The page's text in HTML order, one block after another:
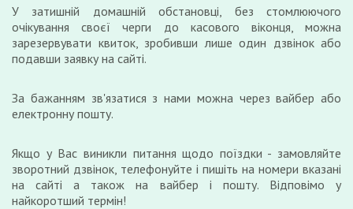
У затишній домашній обстановці, без стомлюючого
очікування своєї черги до касового віконця, можна
зарезервувати квиток, зробивши лише один дзвінок або
подавши заявку на сайті.
За бажанням зв'язатися з нами можна через вайбер або
електронну пошту.
Якщо у Вас виникли питання щодо поїздки - замовляйте
зворотний дзвінок, телефонуйте і пишіть на номери вказані
на сайті а також на вайбер і пошту. Відповімо у
найкоротший термін!